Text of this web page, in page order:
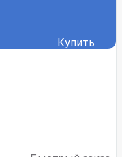
Купить